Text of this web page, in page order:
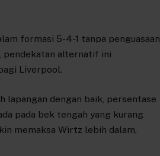
formasi 5-4-1 tanpa penguasaan
pendekatan alternatif ini
Liverpool.
lapangan dengan baik, persentase
pada bek tengah yang kurang
memaksa Wirtz lebih dalam,